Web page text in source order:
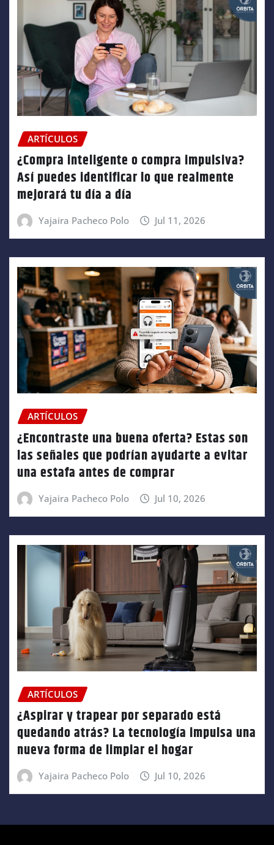
ARTÍCULOS
¿Compra inteligente o compra impulsiva?
Así puedes identificar lo que realmente
mejorará tu día a día
Yajaira Pacheco Polo Jul 11, 2026
ARTÍCULOS
¿Encontraste una buena oferta? Estas son
las señales que podrían ayudarte a evitar
una estafa antes de comprar
Yajaira Pacheco Polo Jul 10, 2026
ARTÍCULOS
¿Aspirar y trapear por separado está
quedando atrás? La tecnología impulsa una
nueva forma de limpiar el hogar
Yajaira Pacheco Polo Jul 10, 2026